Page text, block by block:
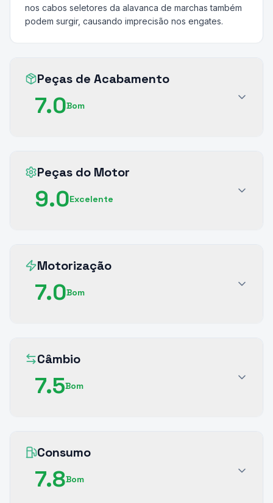
nos cabos seletores da alavanca de marchas também
podem surgir, causando imprecisão nos engates.
Peças de Acabamento
7.0Bom
Peças do Motor
9.0Excelente
Motorização
7.0Bom
Câmbio
7.5Bom
Consumo
7.8Bom